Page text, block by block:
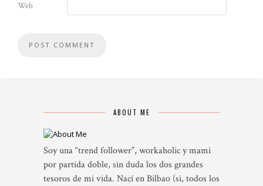
Web
ABOUT ME
Soy una “trend follower”, workaholic y mami
por partida doble, sin duda los dos grandes
tesoros de mi vida. Nací en Bilbao (si, todos los